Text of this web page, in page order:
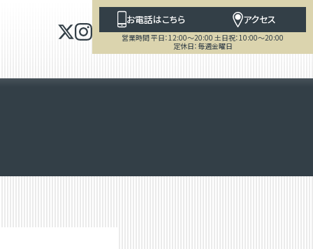
お電話はこちら アクセス
営業時間 平日：12:00～20:00 土日祝：10:00～20:00
定休日：毎週金曜日